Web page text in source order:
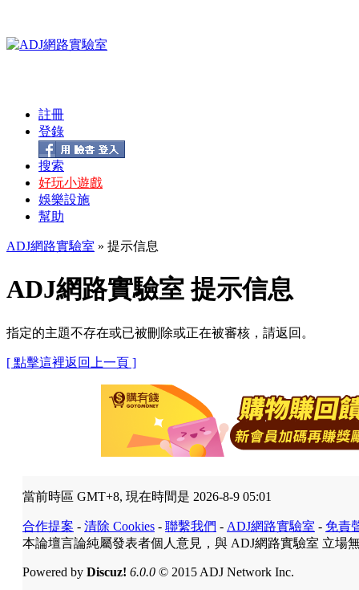
註冊
登錄
搜索
好玩小遊戲
娛樂設施
幫助
ADJ網路實驗室 » 提示信息
ADJ網路實驗室 提示信息
指定的主題不存在或已被刪除或正在被審核，請返回。
[ 點擊這裡返回上一頁 ]
當前時區 GMT+8, 現在時間是 2026-8-9 05:01
合作提案 - 清除 Cookies - 聯繫我們 - ADJ網路實驗室 - 免責
本論壇言論純屬發表者個人意見，與 ADJ網路實驗室 立場
Powered by Discuz! 6.0.0 © 2015 ADJ Network Inc.